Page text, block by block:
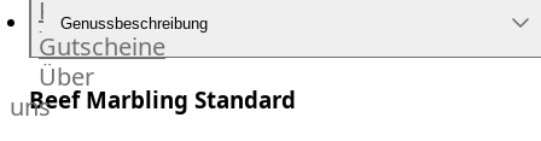
Partner
Kalender
Gästehaus
Villa
Gutscheine
Über
uns
Genussbeschreibung
Beef Marbling Standard